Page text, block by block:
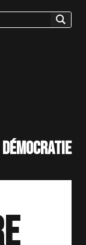
démocratie